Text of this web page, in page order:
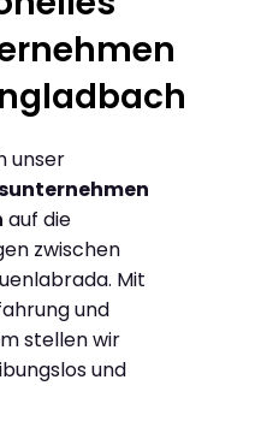
unser
auf die
zwischen
Mit
und
stellen wir
und